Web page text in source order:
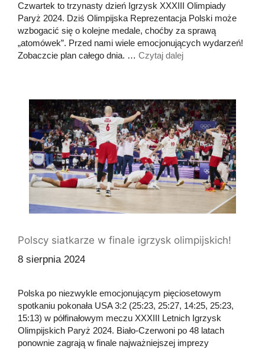
Czwartek to trzynasty dzień Igrzysk XXXIII Olimpiady
Paryż 2024. Dziś Olimpijska Reprezentacja Polski może
wzbogacić się o kolejne medale, choćby za sprawą
„atomówek”. Przed nami wiele emocjonujących wydarzeń!
Zobaczcie plan całego dnia. … Czytaj dalej
Polscy siatkarze w finale igrzysk olimpijskich!
8 sierpnia 2024
Polska po niezwykle emocjonującym pięciosetowym
spotkaniu pokonała USA 3:2 (25:23, 25:27, 14:25, 25:23,
15:13) w półfinałowym meczu XXXIII Letnich Igrzysk
Olimpijskich Paryż 2024. Biało-Czerwoni po 48 latach
ponownie zagrają w finale najważniejszej imprezy